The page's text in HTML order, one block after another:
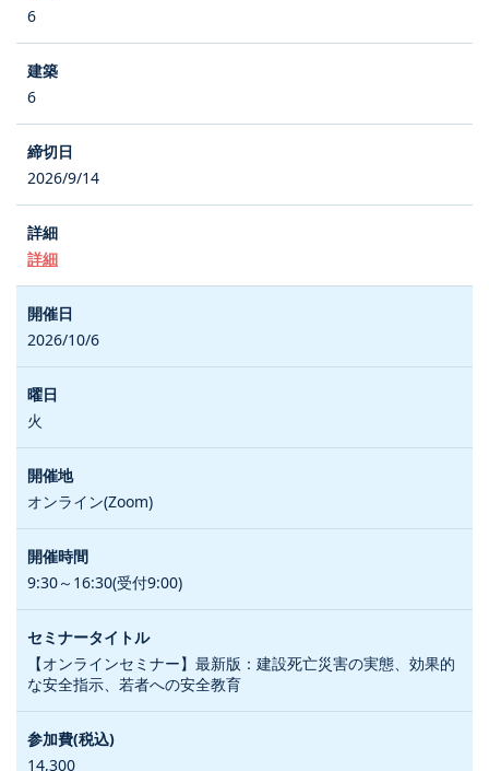
6
6
2026/9/14
詳細
2026/10/6
火
オンライン(Zoom)
9:30～16:30(受付9:00)
【オンラインセミナー】最新版：建設死亡災害の実態、効果的
な安全指示、若者への安全教育
14,300